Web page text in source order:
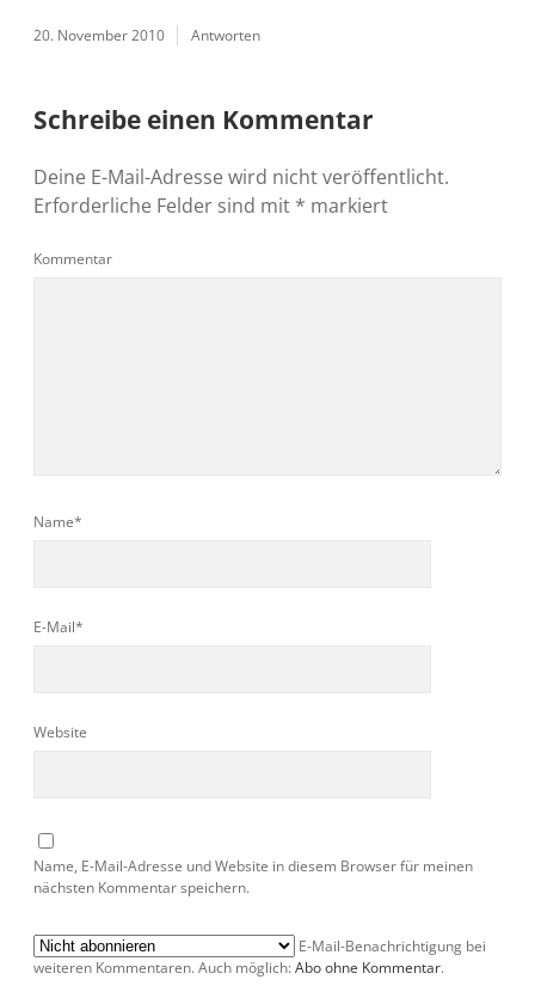
20. November 2010 Antworten
Schreibe einen Kommentar
Deine E-Mail-Adresse wird nicht veröffentlicht.
Erforderliche Felder sind mit * markiert
Kommentar
Name*
E-Mail*
Website
Name, E-Mail-Adresse und Website in diesem Browser für meinen
nächsten Kommentar speichern.
E-Mail-Benachrichtigung bei
weiteren Kommentaren. Auch möglich: Abo ohne Kommentar.